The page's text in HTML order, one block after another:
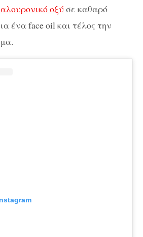
οξύ σε καθαρό
ένα face oil και τέλος την